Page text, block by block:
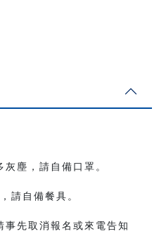
塵，請自備口罩。
請自備餐具。
事先取消報名或來電告知